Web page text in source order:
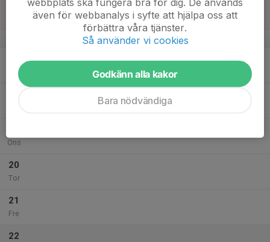
v.34
Mån
Ons
20
Tor
21
Fre
22
även för webbanalys i syfte att hjälpa oss att
förbättra våra tjänster.
Så använder vi cookies
Godkänn alla kakor
Bara nödvändiga